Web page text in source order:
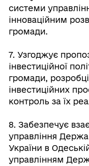
системи
інноваційним
громади.
7. Узгоджує
інвестиційної
громади,
інвестиційних
контроль за їх
8. Забезпечує
управління
України в
управлінням